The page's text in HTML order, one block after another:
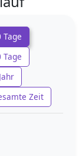
Tage
Tage
Zeit